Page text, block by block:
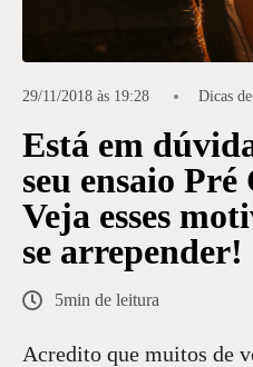
29/11/2018 às 19:28 Dicas
Está em
seu ensaio Pré
Veja esses
se arrepender!
5min de leitura
Acredito que muitos de